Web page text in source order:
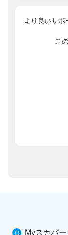
より良いサポ
こ
Myスカパ